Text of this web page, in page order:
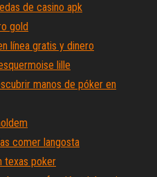
de casino apk
gold
línea gratis y dinero
lille
manos de póker en
comer langosta
texas poker